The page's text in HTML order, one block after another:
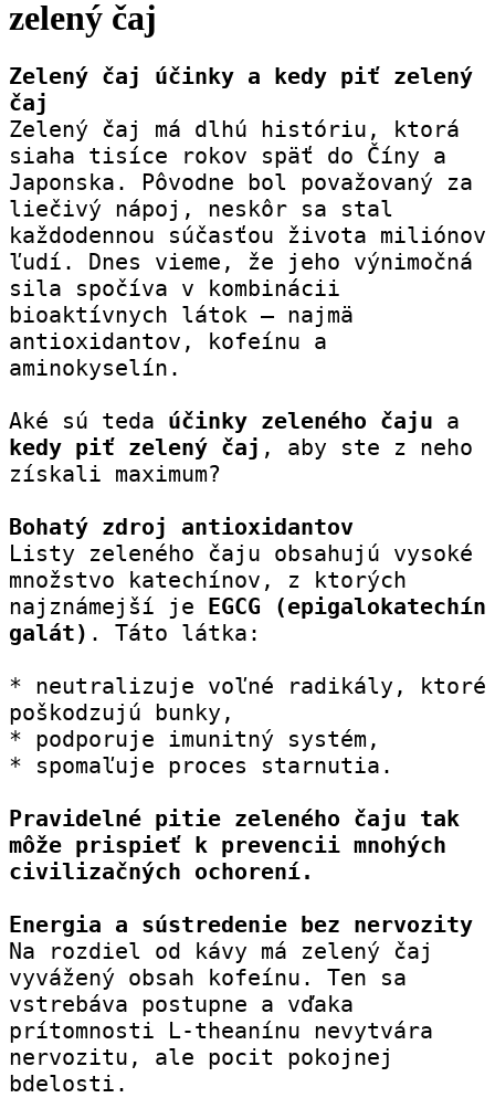
zelený čaj
Zelený čaj účinky a kedy piť zelený
čaj
Zelený čaj má dlhú históriu, ktorá
siaha tisíce rokov späť do Číny a
Japonska. Pôvodne bol považovaný za
liečivý nápoj, neskôr sa stal
každodennou súčasťou života miliónov
ľudí. Dnes vieme, že jeho výnimočná
sila spočíva v kombinácii
bioaktívnych látok – najmä
antioxidantov, kofeínu a
aminokyselín.
Aké sú teda účinky zeleného čaju
kedy piť zelený čaj , aby ste z neho
získali maximum?
Bohatý zdroj antioxidantov
Listy zeleného čaju obsahujú vysoké
množstvo katechínov, z ktorých
najznámejší je EGCG (epigalokatechín
galát) . Táto látka:
* neutralizuje voľné radikály, ktoré
poškodzujú bunky,
* podporuje imunitný systém,
* spomaľuje proces starnutia.
Pravidelné pitie zeleného čaju tak
môže prispieť k prevencii mnohých
civilizačných ochorení.
Energia a sústredenie bez nervozity
Na rozdiel od kávy má zelený čaj
vyvážený obsah kofeínu. Ten sa
vstrebáva postupne a vďaka
prítomnosti L-theanínu nevytvára
nervozitu, ale pocit pokojnej
bdelosti.